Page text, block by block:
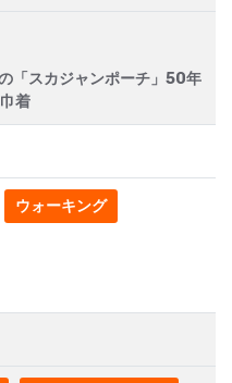
「スカジャンポーチ」50年
着
ウォーキング